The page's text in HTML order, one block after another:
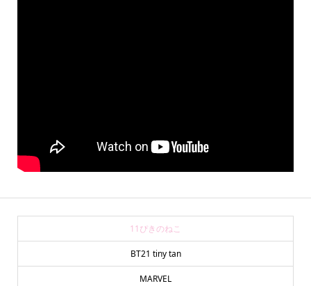
11ぴきのねこ
BT21 tiny tan
MARVEL